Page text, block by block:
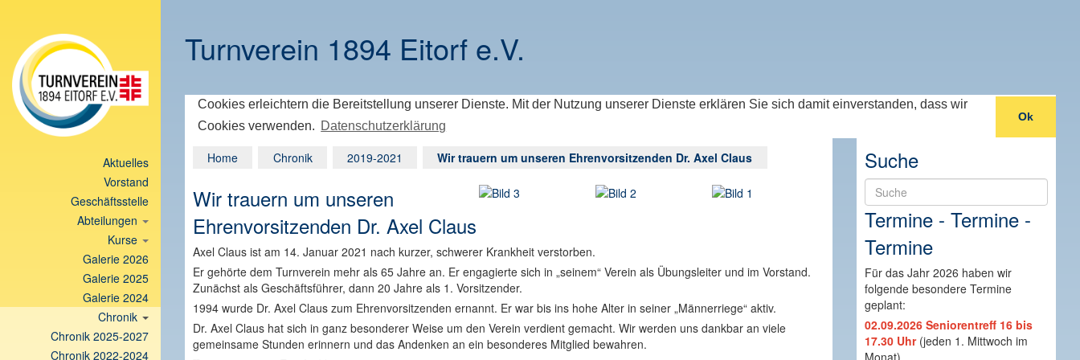
Aktuelles
Vorstand
Geschäftsstelle
Abteilungen
Kurse
Galerie 2026
Galerie 2025
Galerie 2024
Chronik
Chronik 2025-2027
Chronik 2022-2024
Turnverein 1894 Eitorf e.V.
Cookies erleichtern die Bereitstellung unserer Dienste. Mit der Nutzung unserer Dienste erklären Sie sich damit einverstanden, dass wir
Cookies verwenden. Datenschutzerklärung
Ok
Home Chronik 2019-2021 Wir trauern um unseren Ehrenvorsitzenden Dr. Axel Claus
Wir trauern um unseren
Ehrenvorsitzenden Dr. Axel Claus
Axel Claus ist am 14. Januar 2021 nach kurzer, schwerer Krankheit verstorben.
Er gehörte dem Turnverein mehr als 65 Jahre an. Er engagierte sich in „seinem“ Verein als Übungsleiter und im Vorstand.
Zunächst als Geschäftsführer, dann 20 Jahre als 1. Vorsitzender.
1994 wurde Dr. Axel Claus zum Ehrenvorsitzenden ernannt. Er war bis ins hohe Alter in seiner „Männerriege“ aktiv.
Dr. Axel Claus hat sich in ganz besonderer Weise um den Verein verdient gemacht. Wir werden uns dankbar an viele
gemeinsame Stunden erinnern und das Andenken an ein besonderes Mitglied bewahren.
Suche
Termine - Termine -
Termine
Für das Jahr 2026 haben wir
folgende besondere Termine
geplant:
02.09.2026 Seniorentreff 16 bis
17.30 Uhr (jeden 1. Mittwoch im
Monat)